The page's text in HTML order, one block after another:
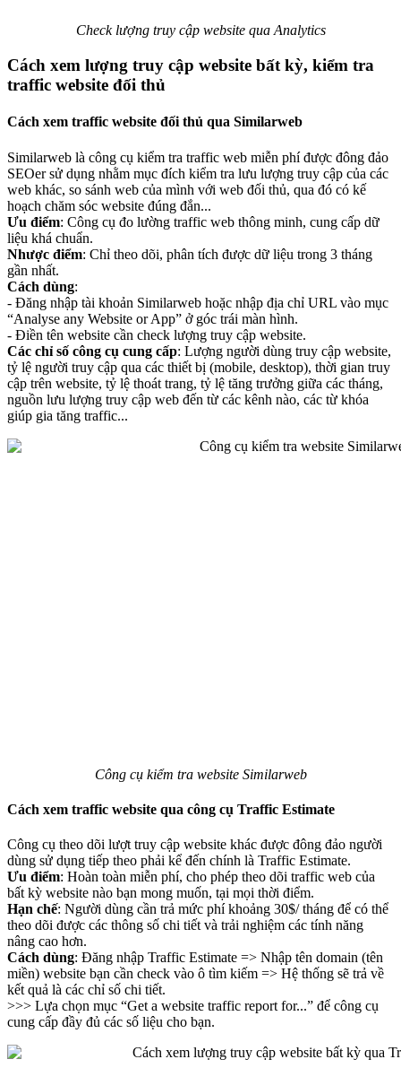
Check lượng truy cập website qua Analytics
Cách xem lượng truy cập website bất kỳ, kiểm tra
traffic website đối thủ
Cách xem traffic website đối thủ qua Similarweb
Similarweb là công cụ kiểm tra traffic web miễn phí được đông đảo
SEOer sử dụng nhằm mục đích kiểm tra lưu lượng truy cập của các
web khác, so sánh web của mình với web đối thủ, qua đó có kế
hoạch chăm sóc website đúng đắn...
Ưu điểm: Công cụ đo lường traffic web thông minh, cung cấp dữ
liệu khá chuẩn.
Nhược điểm: Chỉ theo dõi, phân tích được dữ liệu trong 3 tháng
gần nhất.
Cách dùng:
- Đăng nhập tài khoản Similarweb hoặc nhập địa chỉ URL vào mục
“Analyse any Website or App” ở góc trái màn hình.
- Điền tên website cần check lượng truy cập website.
Các chỉ số công cụ cung cấp: Lượng người dùng truy cập website,
tỷ lệ người truy cập qua các thiết bị (mobile, desktop), thời gian truy
cập trên website, tỷ lệ thoát trang, tỷ lệ tăng trưởng giữa các tháng,
nguồn lưu lượng truy cập web đến từ các kênh nào, các từ khóa
giúp gia tăng traffic...
Công cụ kiểm tra website Similarweb
Cách xem traffic website qua công cụ Traffic Estimate
Công cụ theo dõi lượt truy cập website khác được đông đảo người
dùng sử dụng tiếp theo phải kể đến chính là Traffic Estimate.
Ưu điểm: Hoàn toàn miễn phí, cho phép theo dõi traffic web của
bất kỳ website nào bạn mong muốn, tại mọi thời điểm.
Hạn chế: Người dùng cần trả mức phí khoảng 30$/ tháng để có thể
theo dõi được các thông số chi tiết và trải nghiệm các tính năng
nâng cao hơn.
Cách dùng: Đăng nhập Traffic Estimate => Nhập tên domain (tên
miền) website bạn cần check vào ô tìm kiếm => Hệ thống sẽ trả về
kết quả là các chỉ số chi tiết.
>>> Lựa chọn mục “Get a website traffic report for...” để công cụ
cung cấp đầy đủ các số liệu cho bạn.